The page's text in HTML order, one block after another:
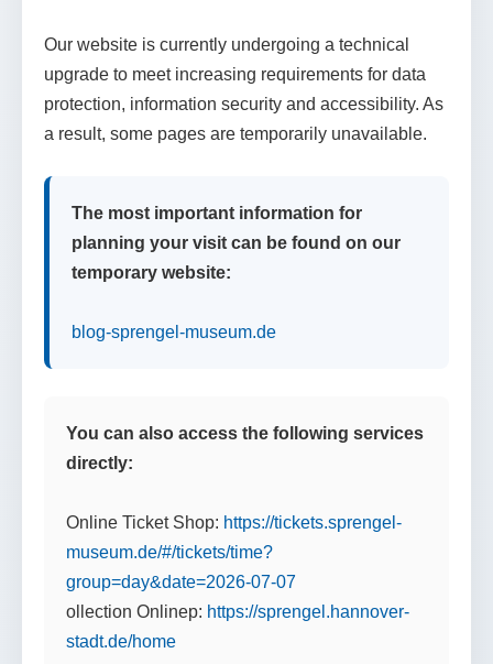
Our website is currently undergoing a technical
upgrade to meet increasing requirements for data
protection, information security and accessibility. As
a result, some pages are temporarily unavailable.
The most important information for
planning your visit can be found on our
temporary website:
blog-sprengel-museum.de
You can also access the following services
directly:
Online Ticket Shop: https://tickets.sprengel-
museum.de/#/tickets/time?
group=day&date=2026-07-07
ollection Onlinep: https://sprengel.hannover-
stadt.de/home